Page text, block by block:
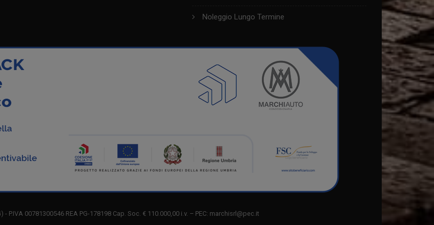
Noleggio Lungo Termine
P.IVA 00781300546 REA PG-178198 Cap. Soc. € 110.000,00 i.v. – PEC: marchisrl@pec.it